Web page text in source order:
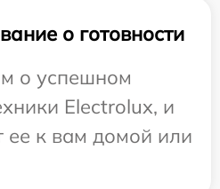
о готовности
о успешном
Electrolux, и
ее к вам домой или